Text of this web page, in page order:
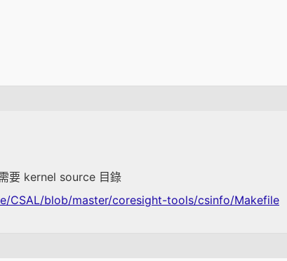
要 kernel source 目錄
CSAL/blob/master/coresight-tools/csinfo/Makefile